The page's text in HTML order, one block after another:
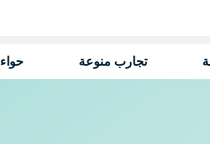
تجارب منوعة حواء